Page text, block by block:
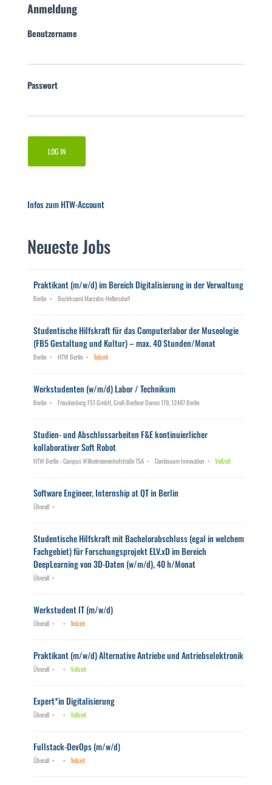
Anmeldung
Benutzername
Passwort
Infos zum HTW-Account
Neueste Jobs
Praktikant (m/w/d) im Bereich Digitalisierung in der Verwaltung
Berlin Bezirksamt Marzahn-Hellersdorf
Studentische Hilfskraft für das Computerlabor der Museologie
(FB5 Gestaltung und Kultur) – max. 40 Stunden/Monat
Berlin HTW Berlin Teilzeit
Werkstudenten (w/m/d) Labor / Technikum
Berlin Freudenberg FST GmbH, Groß-Berliner Damm 119, 12487 Berlin
Studien- und Abschlussarbeiten F&E kontinuierlicher
kollaborativer Soft Robot
HTW Berlin - Campus Wilhelmienenhofstraße 75A Continuum Innovation Vollzeit
Software Engineer, Internship at QT in Berlin
Überall
Studentische Hilfskraft mit Bachelorabschluss (egal in welchem
Fachgebiet) für Forschungsprojekt ELV.xD im Bereich
DeepLearning von 3D-Daten (w/m/d), 40 h/Monat
Überall
Werkstudent IT (m/w/d)
Überall Teilzeit
Praktikant (m/w/d) Alternative Antriebe und Antriebselektronik
Überall Vollzeit
Expert*in Digitalisierung
Überall Vollzeit
Fullstack-DevOps (m/w/d)
Überall Teilzeit